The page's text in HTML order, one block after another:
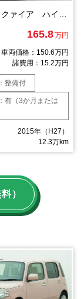
165.8万円
車両価格：150.6万円
諸費用：15.2万円
整備付
有（3か月または
2015年（H27）
12.3万km
）